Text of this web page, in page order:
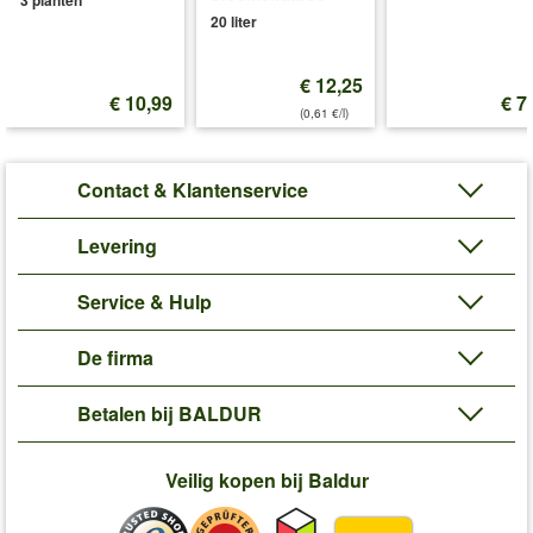
bolomvang 30-32 cm
€ 10,99
20 liter
€ 12,25
(0,61 €/l) €
Contact & Klantenservice
Levering
Service & Hulp
De firma
Betalen bij BALDUR
Veilig kopen bij Baldur